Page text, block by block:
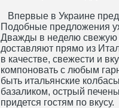
Впервые в Украине
Подобные предложения
Дважды в неделю свежую
доставляют прямо из
в качестве, свежести и
компоновать с любым
быть итальянские
базаликом, острый
придется гостям по вкусу.